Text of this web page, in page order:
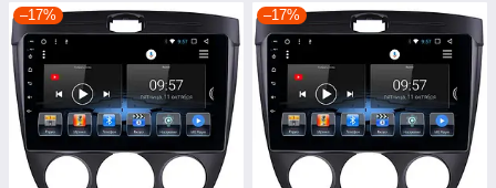
–17% –17%